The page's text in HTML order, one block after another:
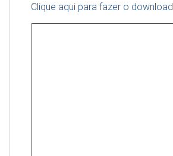
Clique aqui para fazer o download